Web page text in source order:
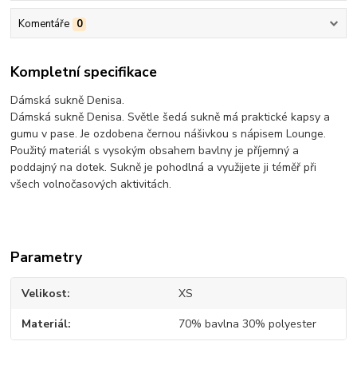
Komentáře 0
Kompletní specifikace
Dámská sukně Denisa.
Dámská sukně Denisa. Světle šedá sukně má praktické kapsy a
gumu v pase. Je ozdobena černou nášivkou s nápisem Lounge.
Použitý materiál s vysokým obsahem bavlny je příjemný a
poddajný na dotek. Sukně je pohodlná a využijete ji téměř při
všech volnočasových aktivitách.
Parametry
Velikost XS
Materiál 70% bavlna 30% polyester